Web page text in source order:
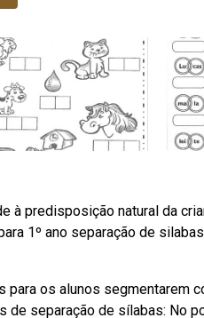
à predisposição natural da
1º ano separação de
os alunos segmentarem
separação de sílabas: No